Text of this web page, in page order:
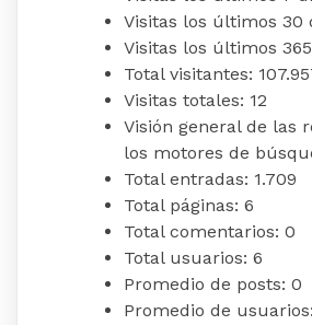
Visitas los últimos 30
Visitas los últimos
Total visitantes:
Visitas totales: 12
Visión general de las
los motores de
Total entradas: 1.709
Total páginas: 6
Total comentarios: 0
Total usuarios: 6
Promedio de posts: 0
Promedio de usuarios: